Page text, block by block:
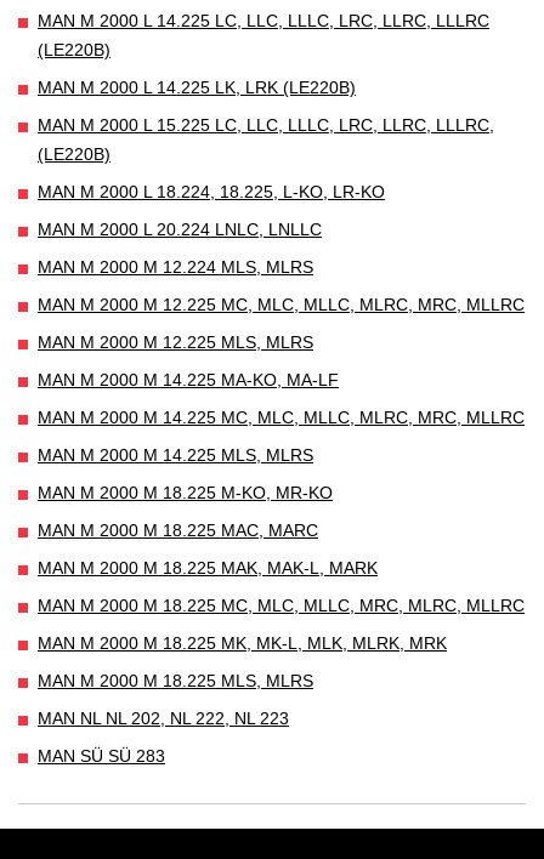
MAN M 2000 L 14.225 LC, LLC, LLLC, LRC, LLRC, LLLRC
(LE220B)
MAN M 2000 L 14.225 LK, LRK (LE220B)
MAN M 2000 L 15.225 LC, LLC, LLLC, LRC, LLRC, LLLRC,
(LE220B)
MAN M 2000 L 18.224, 18.225, L-KO, LR-KO
MAN M 2000 L 20.224 LNLC, LNLLC
MAN M 2000 M 12.224 MLS, MLRS
MAN M 2000 M 12.225 MC, MLC, MLLC, MLRC, MRC, MLLRC
MAN M 2000 M 12.225 MLS, MLRS
MAN M 2000 M 14.225 MA-KO, MA-LF
MAN M 2000 M 14.225 MC, MLC, MLLC, MLRC, MRC, MLLRC
MAN M 2000 M 14.225 MLS, MLRS
MAN M 2000 M 18.225 M-KO, MR-KO
MAN M 2000 M 18.225 MAC, MARC
MAN M 2000 M 18.225 MAK, MAK-L, MARK
MAN M 2000 M 18.225 MC, MLC, MLLC, MRC, MLRC, MLLRC
MAN M 2000 M 18.225 MK, MK-L, MLK, MLRK, MRK
MAN M 2000 M 18.225 MLS, MLRS
MAN NL NL 202, NL 222, NL 223
MAN SÜ SÜ 283